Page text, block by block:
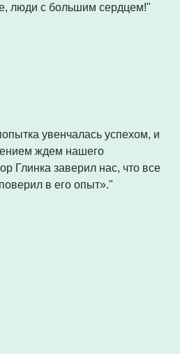
люди с большим сердцем!"
увенчалась успехом, и
ждем нашего
Глинка заверил нас, что все
в его опыт»."